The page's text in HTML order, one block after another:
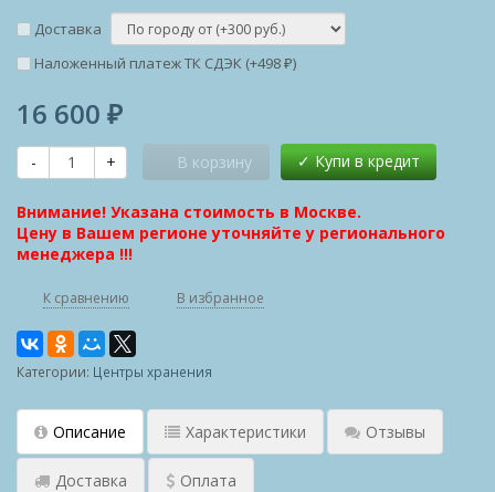
Доставка
Наложенный платеж ТК СДЭК (+498 ₽)
16 600 ₽
- + В корзину
Внимание! Указана стоимость в Москве.
Цену в Вашем регионе уточняйте у регионального
менеджера !!!
К сравнению В избранное
Категории: Центры хранения
Описание Характеристики Отзывы
Доставка Оплата